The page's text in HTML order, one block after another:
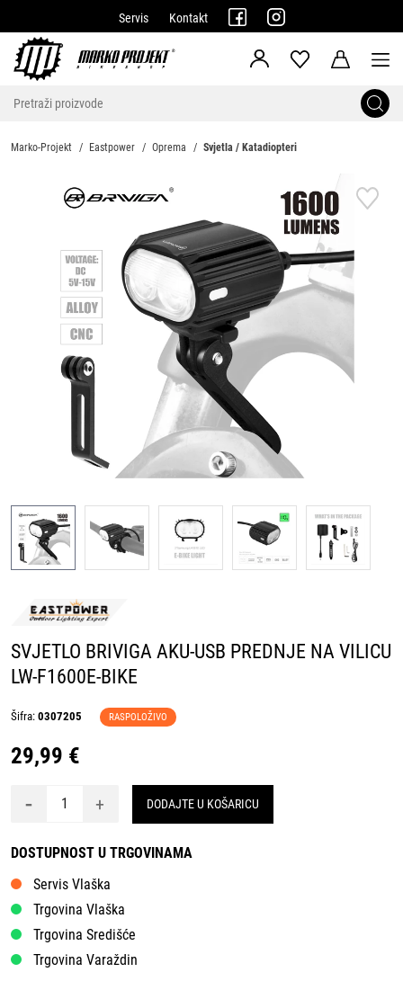
Servis Kontakt
Marko-Projekt Eastpower Oprema Svjetla / Katadiopteri
SVJETLO BRIVIGA AKU-USB PREDNJE NA VILICU
LW-F1600E-BIKE
Šifra: 0307205 RASPOLOŽIVO
29,99 €
- + DODAJTE U KOŠARICU
DOSTUPNOST U TRGOVINAMA
Servis Vlaška
Trgovina Vlaška
Trgovina Središće
Trgovina Varaždin